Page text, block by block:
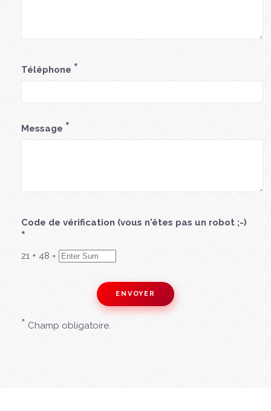
Téléphone *
Message *
Code de vérification (vous n'êtes pas un robot ;-)
*
21 + 48 =
* Champ obligatoire.